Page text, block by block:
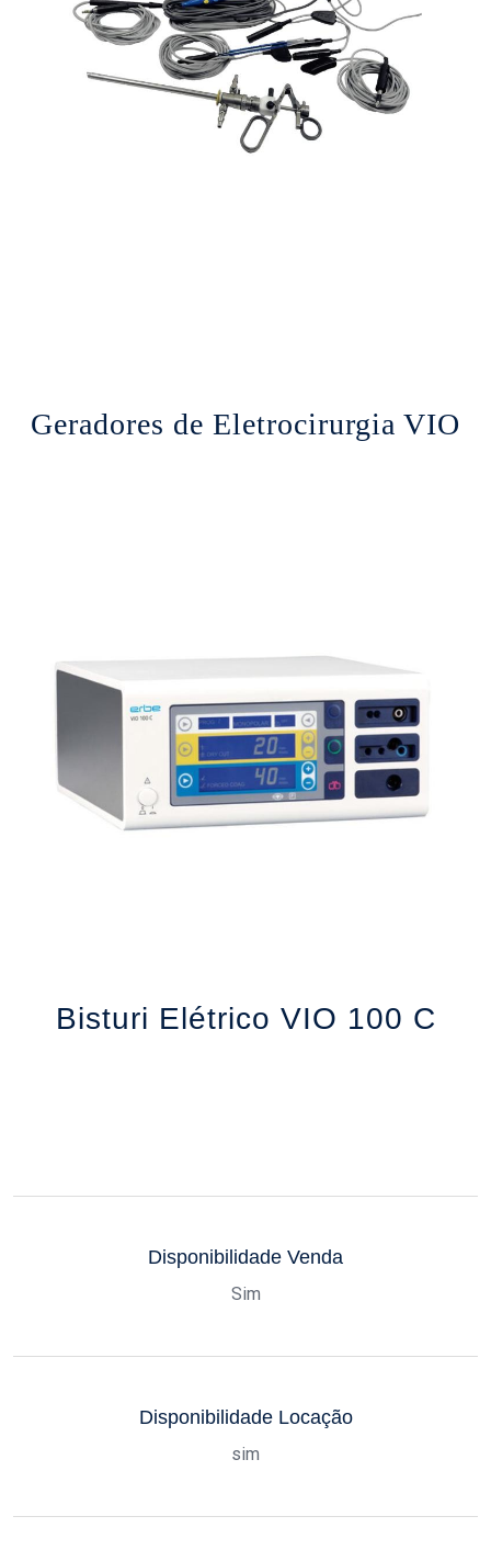
Geradores de Eletrocirurgia VIO
Bisturi Elétrico VIO 100 C
Disponibilidade Venda
Sim
Disponibilidade Locação
sim